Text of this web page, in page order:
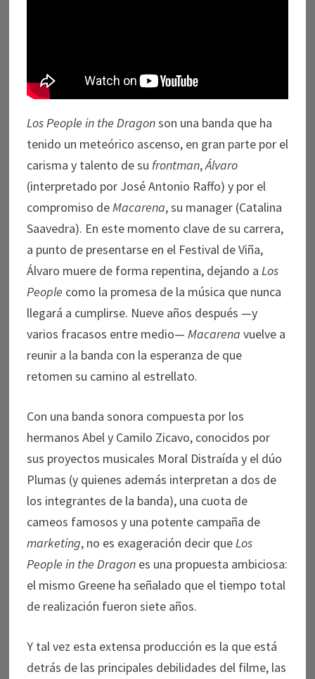
Los People in the Dragonson una banda que ha
tenido un meteórico ascenso, en gran parte por el
carisma y talento de su frontman,Álvaro
(interpretado por José Antonio Raffo) y por el
compromiso de Macarena, su manager (Catalina
Saavedra). En este momento clave de su carrera,
a punto de presentarse en el Festival de Viña,
Álvaro muere de forma repentina, dejando a Los
People como la promesa de la música que nunca
llegará a cumplirse. Nueve años después —y
varios fracasos entre medio— Macarena vuelve a
reunir a la banda con la esperanza de que
retomen su camino al estrellato.
Con una banda sonora compuesta por los
hermanos Abel y Camilo Zicavo, conocidos por
sus proyectos musicales Moral Distraída y el dúo
Plumas (y quienes además interpretan a dos de
los integrantes de la banda), una cuota de
cameos famosos y una potente campaña de
marketing, no es exageración decir que Los
People in the Dragones una propuesta ambiciosa:
el mismo Greene ha señalado que el tiempo total
de realización fueron siete años.
Y tal vez esta extensa producción es la que está
detrás de las principales debilidades del filme, las